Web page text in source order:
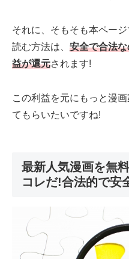
それに、そもそも本ペー
読む方法は、 安全で合法
益が還元されます!
この利益を元にもっと漫
てもらいたいですね!
最新人気漫画を無
コレだ!合法的で安